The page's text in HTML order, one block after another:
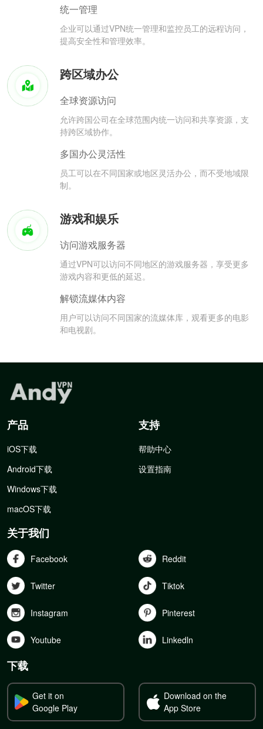
统一管理
企业可以通过VPN统一管理和监控员工的远程访问，
提高安全性和管理效率。
跨区域办公
全球资源访问
允许跨国公司在全球范围内统一访问和共享资源，支
持跨区域协作。
多国办公灵活性
员工可以在不同国家或地区灵活办公，而不受地域限
制。
游戏和娱乐
访问游戏服务器
通过VPN可以访问不同地区的游戏服务器，享受更多
游戏内容和更低的延迟。
解锁流媒体内容
用户可以访问不同国家的流媒体库，观看更多的电影
和电视剧。
产品
iOS下载
Android下载
Windows下载
macOS下载
支持
帮助中心
设置指南
关于我们
Facebook Reddit
Twitter Tiktok
Instagram Pinterest
Youtube Linkedln
下载
Get it on
Google Play
Download on the
App Store